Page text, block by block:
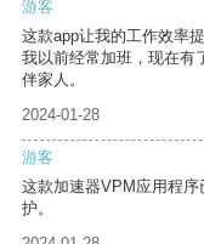
游客
这款app让我的工作效率
我以前经常加班，现在有
伴家人。
2024-01-28
游客
这款加速器VPM应用程
护。